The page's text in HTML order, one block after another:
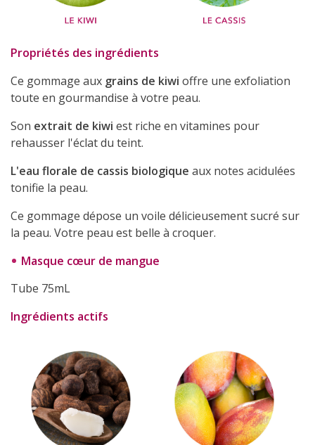
Propriétés des ingrédients
Ce gommage aux grains de kiwi offre une exfoliation
toute en gourmandise à votre peau.
Son extrait de kiwi est riche en vitamines pour
rehausser l'éclat du teint.
L'eau florale de cassis biologique aux notes acidulées
tonifie la peau.
Ce gommage dépose un voile délicieusement sucré sur
la peau. Votre peau est belle à croquer.
Masque cœur de mangue
Tube 75mL
Ingrédients actifs